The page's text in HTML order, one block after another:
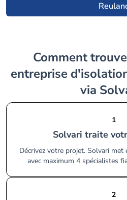
Comment trouver le meilleur
entreprise
via
1
Solvari traite
Décrivez votre projet. Solvari
avec maximum 4 spécialistes
2